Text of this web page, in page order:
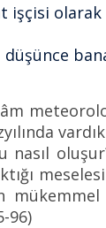
olarak
düşünce
nasıl
96)